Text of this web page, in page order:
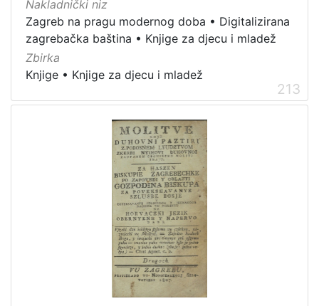
Nakladnički niz
Zagreb na pragu modernog doba • Digitalizirana
zagrebačka baština • Knjige za djecu i mladež
Zbirka
Knjige • Knjige za djecu i mladež
213